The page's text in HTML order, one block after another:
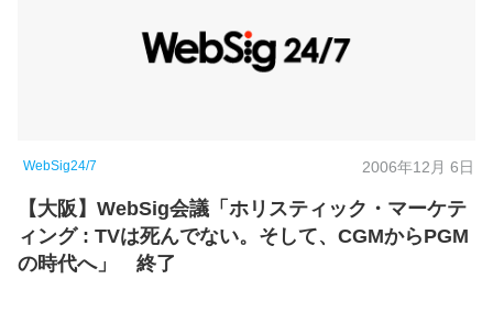
WebSig24/7 2006年12月 6日
【大阪】WebSig会議「ホリスティック・マーケテ
ィング : TVは死んでない。そして、CGMからPGM
の時代へ」 終了